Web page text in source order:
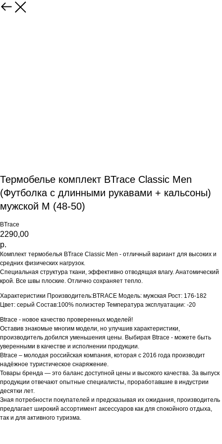
Термобелье комплект BTrace Classic Men
(Футболка с длинными рукавами + кальсоны)
мужской M (48-50)
BTrace
2290,00
р.
Комплект термобелья BTrace Classic Men - отличный вариант для высоких и
средних физических нагрузок.
Специальная структура ткани, эффективно отводящая влагу. Анатомический
крой. Все швы плоские. Отлично сохраняет тепло.
Характеристики Производитель:BTRACE Модель: мужская Рост: 176-182
Цвет: серый Состав:100% полиэстер Температура эксплуатации: -20
Btrace - новое качество проверенных моделей!
Оставив знакомые многим модели, но улучшив характеристики,
производитель добился уменьшения цены. Выбирая Btrace - можете быть
уверенными в качестве и исполнении продукции.
Btrace – молодая российская компания, которая с 2016 года производит
надёжное туристическое снаряжение.
Товары бренда — это баланс доступной цены и высокого качества. За выпуск
продукции отвечают опытные специалисты, проработавшие в индустрии
десятки лет.
Зная потребности покупателей и предсказывая их ожидания, производитель
предлагает широкий ассортимент аксессуаров как для спокойного отдыха,
так и для активного туризма.